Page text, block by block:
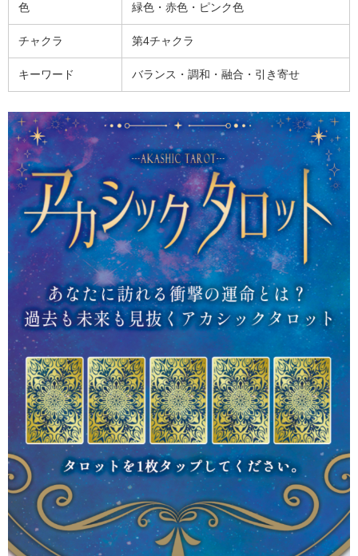
色 緑色・赤色・ピンク色
チャクラ 第4チャクラ
キーワード バランス・調和・融合・引き寄せ